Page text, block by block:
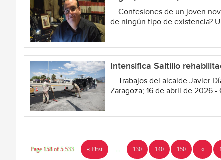
Confesiones de un joven
de ningún tipo de existencia?
Intensifica Saltillo
Trabajos del alcalde Javier
Zaragoza; 16 de abril de
Page 158 of 5.533 « First ... 130 140 150 «